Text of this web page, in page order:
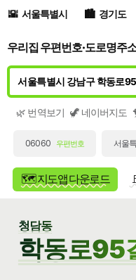
서울특별시 경기도
우리집 우편번호·도로명주
🌿 번역보기 🦖 네이버지도
06060 우편번호 서울
🗺️ 지도앱 다운로드
청담동
학동로95